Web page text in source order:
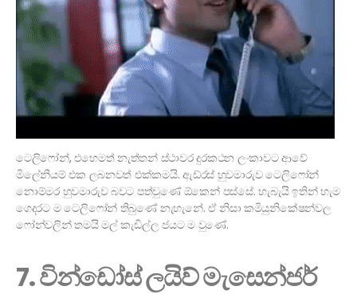
ටෙලිෆෝන්, එහෙමත් නැත්තන් ස්ථාවර දුරකථන ලංකාවට ආවේ
මිලේනියම් එක ලබනවත් එක්කමයි. ඇඩ්රස් හුවමාරුව ටෙලිෆෝන්
නොම්මර හුවමාරුව බවට පත්වුණේ ඕකෙන් පස්සේ. හැබැයි ඉතින් හැම
ගෙදරට ම ටෙලිෆෝන් තිබුණේ නැහැනේ. ඒ නිසා කමියුනිකේෂන්වල
ෆෝන්වලින් තමයි මල් කැඩිල්ල ජයට ම වුණේ.
7. වින්ඩෝස් ලයිව් මැසෙන්ජර්